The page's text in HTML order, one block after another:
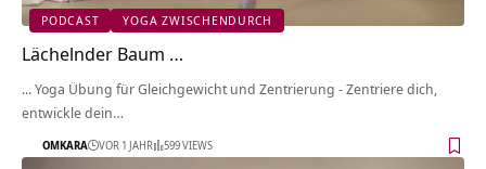
PODCAST YOGA ZWISCHENDURCH
Lächelnder Baum …
... Yoga Übung für Gleichgewicht und Zentrierung - Zentriere dich,
entwickle dein…
OMKARA VOR 1 JAHR 599 VIEWS